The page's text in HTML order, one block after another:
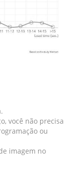
você não precisa
ou
imagem no